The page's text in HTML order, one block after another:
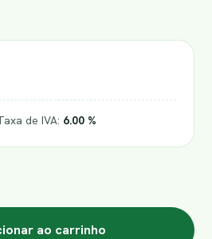
de IVA: 6.00 %
ao carrinho